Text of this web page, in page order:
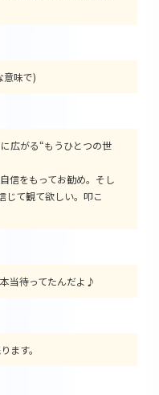
意味で)
広がる“もうひとつの世
信をもってお勧め。そし
じて観て欲しい。叩こ
当待ってたんだよ♪
ます。